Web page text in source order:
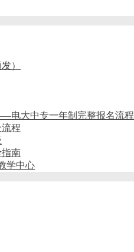
）
电大中专一年制完整报名流程
程
南
学中心